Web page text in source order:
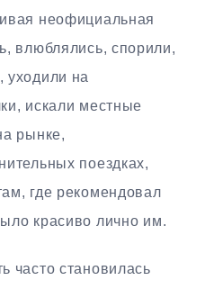
неофициальная
влюблялись, спорили,
уходили на
искали местные
рынке,
поездках,
где рекомендовал
красиво лично им.
часто становилась